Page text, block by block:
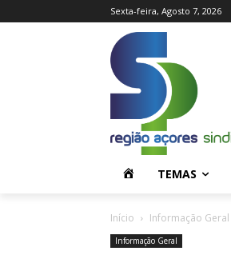
Sexta-feira, Agosto 7, 2026
M
TEMAS
Início Informação Geral
Informação Geral